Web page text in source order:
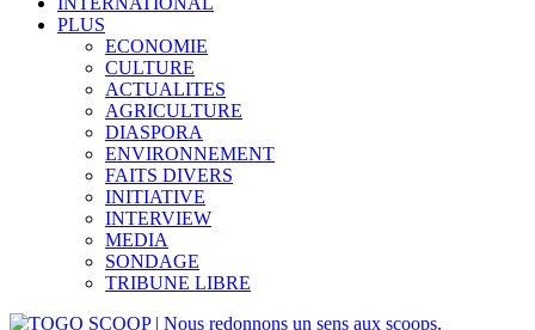
PLUS
ECONOMIE
CULTURE
ACTUALITES
AGRICULTURE
DIASPORA
ENVIRONNEMENT
FAITS DIVERS
INITIATIVE
INTERVIEW
MEDIA
SONDAGE
TRIBUNE LIBRE